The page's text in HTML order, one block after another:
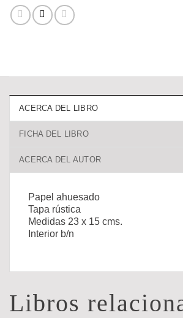
ACERCA DEL LIBRO
FICHA DEL LIBRO
ACERCA DEL AUTOR
Papel ahuesado
Tapa rústica
Medidas 23 x 15 cms.
Interior b/n
Libros